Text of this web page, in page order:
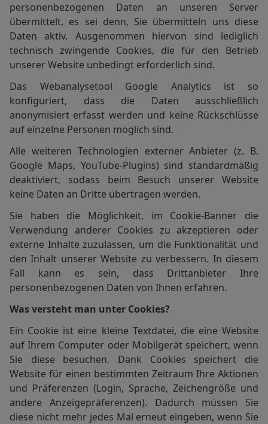
personenbezogenen Daten an unseren Server
übermittelt, es sei denn, Sie übermitteln uns diese
Daten aktiv. Ausgenommen hiervon sind lediglich
technisch zwingende Cookies, die für den Betrieb
unserer Website unbedingt erforderlich sind.
Das Webanalysetool Google Analytics ist so
konfiguriert, dass die Daten ausschließlich
anonymisiert erfasst werden und keine Rückschlüsse
auf einzelne Personen möglich sind.
Alle weiteren Technologien externer Anbieter (z. B.
Google Maps, YouTube-Plugins) sind standardmäßig
deaktiviert, sodass beim Besuch unserer Website
keine Daten an Dritte übertragen werden.
Sie haben die Möglichkeit, im Cookie-Banner die
Verwendung anderer Cookies zu akzeptieren oder
externe Inhalte zuzulassen, um die Funktionalität und
den Inhalt unserer Website zu verbessern. In diesem
Fall kann es sein, dass Drittanbieter Ihre
personenbezogenen Daten von Ihnen erfahren.
Was versteht man unter Cookies?
Ein Cookie ist eine kleine Textdatei, die eine Website
auf Ihrem Computer oder Mobilgerät speichert, wenn
Sie diese besuchen. Dank Cookies speichert die
Website für einen bestimmten Zeitraum Ihre Aktionen
und Präferenzen (Login, Sprache, Zeichengröße und
andere Anzeigepräferenzen). Dadurch müssen Sie
diese nicht mehr jedes Mal erneut eingeben, wenn Sie